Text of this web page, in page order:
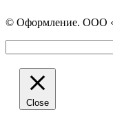
Вконтакте
открывается
в
новом
окне
WhatsApp
открывается
в
новом
окне
Telegram
открывается
в
новом
окне
© Оформление. ООО
Close